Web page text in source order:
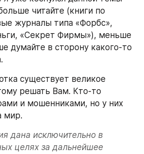
читайте (книги по
журналы типа «Форбс»,
«Секрет Фирмы»), меньше
думайте в сторону какого-то
существует великое
решать Вам. Кто-то
и мошенниками, но у них
мир.
дана исключительно в
целях за дальнейшее